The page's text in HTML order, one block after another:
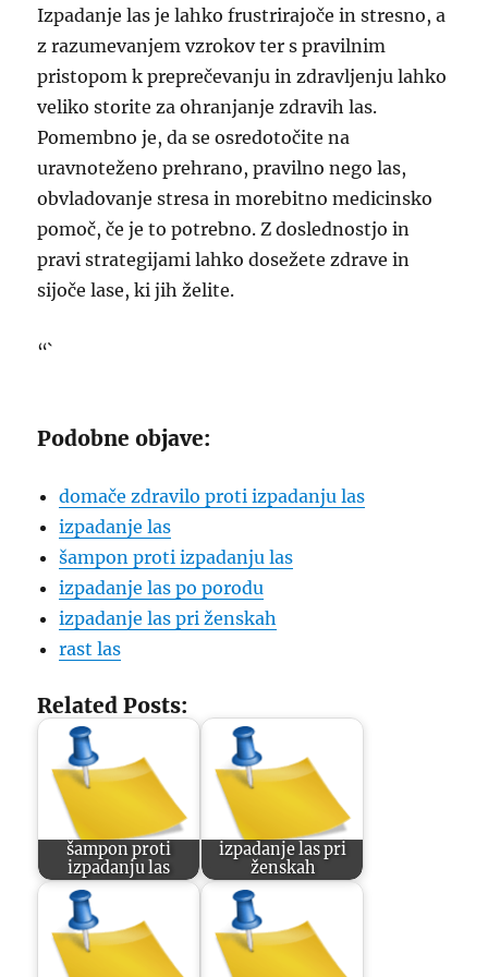
Izpadanje las je lahko frustrirajoče in stresno, a
z razumevanjem vzrokov ter s pravilnim
pristopom k preprečevanju in zdravljenju lahko
veliko storite za ohranjanje zdravih las.
Pomembno je, da se osredotočite na
uravnoteženo prehrano, pravilno nego las,
obvladovanje stresa in morebitno medicinsko
pomoč, če je to potrebno. Z doslednostjo in
pravi strategijami lahko dosežete zdrave in
sijoče lase, ki jih želite.
“`
Podobne objave:
domače zdravilo proti izpadanju las
izpadanje las
šampon proti izpadanju las
izpadanje las po porodu
izpadanje las pri ženskah
rast las
Related Posts:
šampon proti
izpadanju las
izpadanje las pri
ženskah